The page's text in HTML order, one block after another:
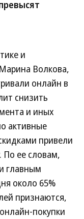
и
Волкова,
онлайн в
снизить
и иных
активные
привели
По ее словам,
главным
около 65%
признаются,
покупки